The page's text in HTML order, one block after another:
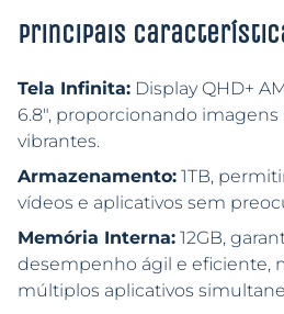
Principais
Tela Infinita: Display QHD+
6.8″, proporcionando imagens
vibrantes.
Armazenamento: 1TB,
vídeos e aplicativos sem
Memória Interna: 12GB,
desempenho ágil e eficiente,
múltiplos aplicativos